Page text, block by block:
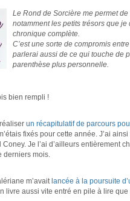
Le Rond de Sorcière me permet
notamment les petits trésors que
chronique complète.
C’est une sorte de compromis
parlerai aussi de ce qui touche de
parenthèse plus personnelle.
bien rempli !
un récapitulatif de parcours
fixés pour cette année. J’ai
Je l’ai d’ailleurs entièrement
derniers mois.
m’avait lancée à la poursuite
livre aussi vite entré en pile à lire que